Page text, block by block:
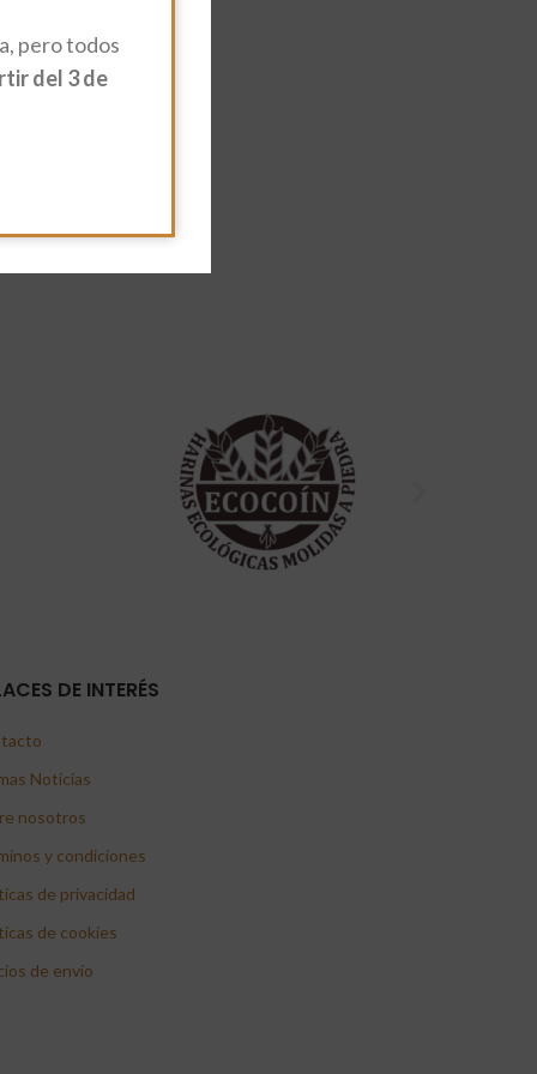
pero todos
del 3 de
DE INTERÉS
Noticias
nosotros
y condiciones
de privacidad
de cookies
de envío